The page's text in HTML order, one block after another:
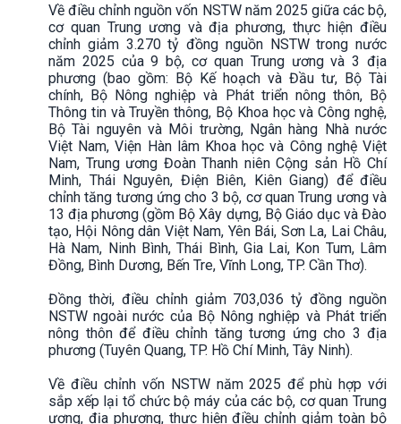
Về điều chỉnh nguồn vốn NSTW năm 2025 giữa các bộ,
cơ quan Trung ương và địa phương, thực hiện điều
chỉnh giảm 3.270 tỷ đồng nguồn NSTW trong nước
năm 2025 của 9 bộ, cơ quan Trung ương và 3 địa
phương (bao gồm: Bộ Kế hoạch và Đầu tư, Bộ Tài
chính, Bộ Nông nghiệp và Phát triển nông thôn, Bộ
Thông tin và Truyền thông, Bộ Khoa học và Công nghệ,
Bộ Tài nguyên và Môi trường, Ngân hàng Nhà nước
Việt Nam, Viện Hàn lâm Khoa học và Công nghệ Việt
Nam, Trung ương Đoàn Thanh niên Cộng sản Hồ Chí
Minh, Thái Nguyên, Điện Biên, Kiên Giang) để điều
chỉnh tăng tương ứng cho 3 bộ, cơ quan Trung ương và
13 địa phương (gồm Bộ Xây dựng, Bộ Giáo dục và Đào
tạo, Hội Nông dân Việt Nam, Yên Bái, Sơn La, Lai Châu,
Hà Nam, Ninh Bình, Thái Bình, Gia Lai, Kon Tum, Lâm
Đồng, Bình Dương, Bến Tre, Vĩnh Long, TP. Cần Thơ).
Đồng thời, điều chỉnh giảm 703,036 tỷ đồng nguồn
NSTW ngoài nước của Bộ Nông nghiệp và Phát triển
nông thôn để điều chỉnh tăng tương ứng cho 3 địa
phương (Tuyên Quang, TP. Hồ Chí Minh, Tây Ninh).
Về điều chỉnh vốn NSTW năm 2025 để phù hợp với
sắp xếp lại tổ chức bộ máy của các bộ, cơ quan Trung
ương, địa phương, thực hiện điều chỉnh giảm toàn bộ